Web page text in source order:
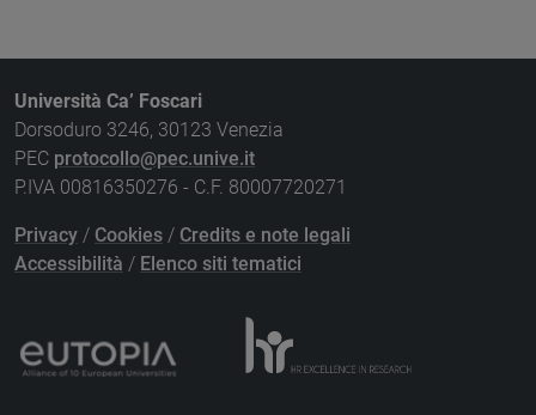
Università Ca’ Foscari
Dorsoduro 3246, 30123 Venezia
PEC protocollo@pec.unive.it
P.IVA 00816350276 - C.F. 80007720271
Privacy / Cookies / Credits e note legali
Accessibilità / Elenco siti tematici